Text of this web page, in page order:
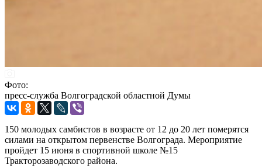
Фото:
пресс-служба Волгоградской областной Думы
150 молодых самбистов в возрасте от 12 до 20 лет померятся
силами на открытом первенстве Волгограда. Мероприятие
пройдет 15 июня в спортивной школе №15
Тракторозаводского района.